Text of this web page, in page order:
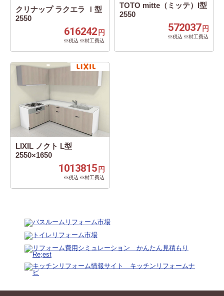
クリナップ ラクエラ Ｉ型
2550
616242 円
※税込 ※材工費込
TOTO mitte（ミッテ）I型
2550
572037 円
※税込 ※材工費込
LIXIL ノクト L型
2550×1650
1013815 円
※税込 ※材工費込